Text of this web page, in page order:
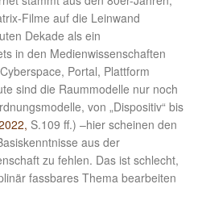
Filme auf die Leinwand
Dekade als ein
in den Medienwissenschaften
Portal, Plattform
sind die Raummodelle nur noch
von „Dispositiv“ bis
S.109 ff.) –hier scheinen den
aus der
zu fehlen. Das ist schlecht,
fassbares Thema bearbeiten